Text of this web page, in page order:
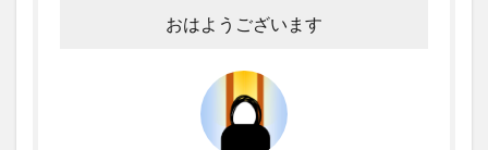
おはようございます